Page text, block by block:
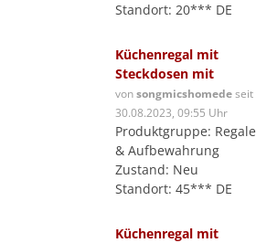
Standort: 20*** DE
Küchenregal mit
Steckdosen mit
vonsongmicshomedeseit
30.08.2023, 09:55 Uhr
Produktgruppe: Regale
& Aufbewahrung
Zustand: Neu
Standort: 45*** DE
Küchenregal mit